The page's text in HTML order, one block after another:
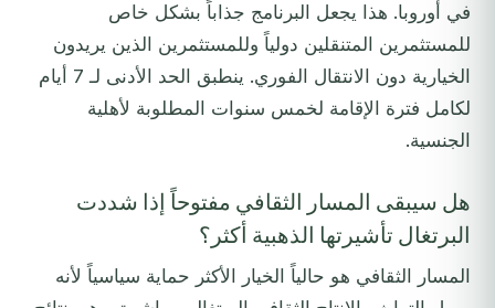
في أوروبا. هذا يجعل البرنامج جذاباً بشكل خاص
للمستثمرين المتنقلين دولياً وللمستثمرين الذين يريدون
الخيارية دون الانتقال الفوري. ينطبق الحد الأدنى لـ 7 أيام
لكامل فترة الإقامة لخمس سنوات المطلوبة لأهلية
الجنسية.
هل سيبقى المسار الثقافي مفتوحاً إذا شددت
البرتغال تأشيرتها الذهبية أكثر؟
المسار الثقافي هو حالياً الخيار الأكثر حماية سياسياً لأنه